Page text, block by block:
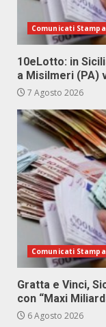
Comunicati Stampa
10eLotto: in
a Misilmeri (PA)
7 Agosto 2026
Comunicati Stampa
Gratta e Vinci,
con “Maxi
6 Agosto 2026